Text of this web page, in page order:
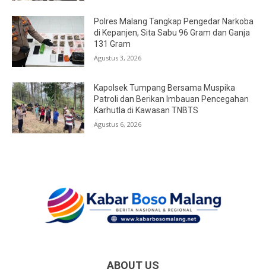
Polres Malang Tangkap Pengedar Narkoba
di Kepanjen, Sita Sabu 96 Gram dan Ganja
131 Gram
Agustus 3, 2026
Kapolsek Tumpang Bersama Muspika
Patroli dan Berikan Imbauan Pencegahan
Karhutla di Kawasan TNBTS
Agustus 6, 2026
ABOUT US